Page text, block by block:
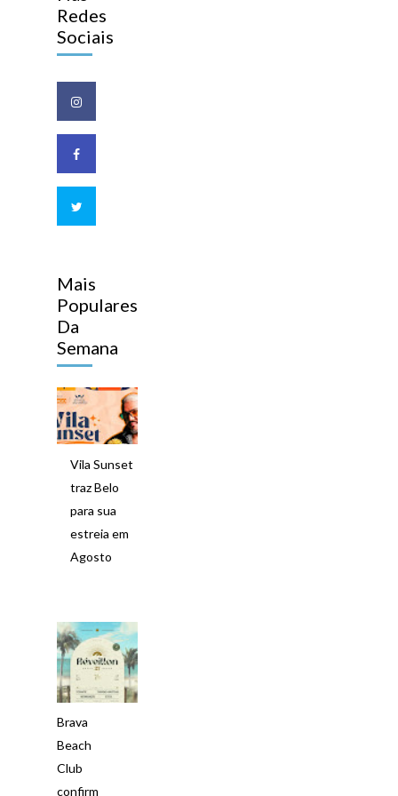
Redes
Sociais
Mais
Populares
Da
Semana
Vila Sunset
traz Belo
para sua
estreia em
Agosto
Brava
Beach
Club
confirm